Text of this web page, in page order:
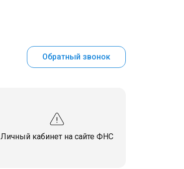
Обратный звонок
Личный кабинет на сайте ФНС